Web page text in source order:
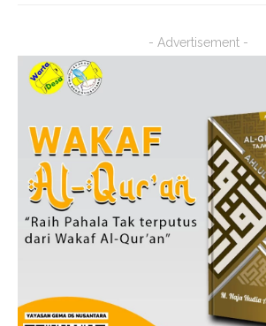
- Advertisement -